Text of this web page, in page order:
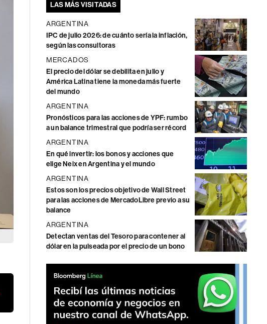
LAS MÁS VISITADAS
ARGENTINA
IPC de julio 2026: de cuánto sería la inflación,
según las consultoras
MERCADOS
El precio del dólar se debilita en julio y
América Latina tiene la moneda más fuerte
del mundo
ARGENTINA
Pronósticos para las acciones de YPF: rumbo
a un balance trimestral que podría ser récord
ARGENTINA
En qué invertir: los bonos y acciones que
elige Neix en Argentina y el mundo
ARGENTINA
Estos son los precios objetivo de Wall Street
para las acciones de MercadoLibre previo a su
balance
ARGENTINA
Detectan ventas del Tesoro para contener al
dólar en la pulseada por el precio de un bono